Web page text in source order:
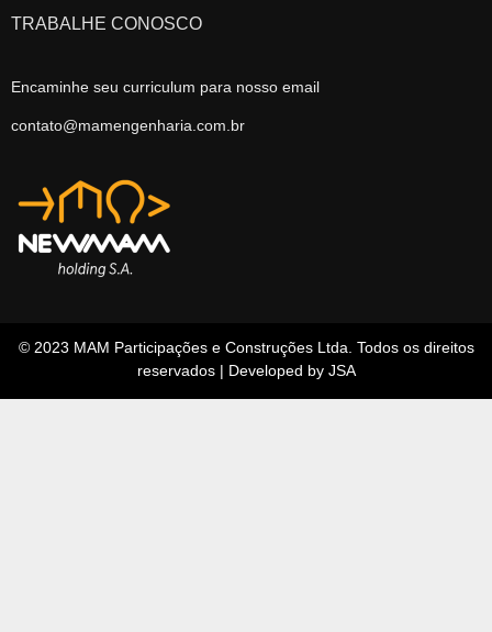
TRABALHE CONOSCO
Encaminhe seu curriculum para nosso email
contato@mamengenharia.com.br
© 2023 MAM Participações e Construções Ltda. Todos os direitos
reservados | Developed by JSA